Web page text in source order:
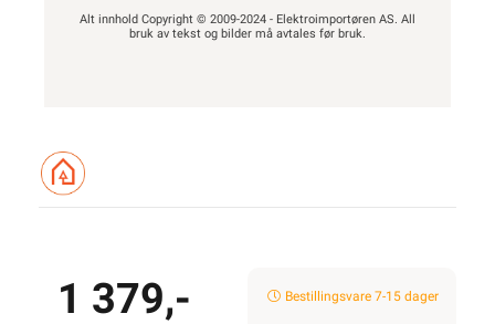
Alt innhold Copyright © 2009-2024 - Elektroimportøren AS. All
bruk av tekst og bilder må avtales før bruk.
1 379,- Bestillingsvare 7-15 dager